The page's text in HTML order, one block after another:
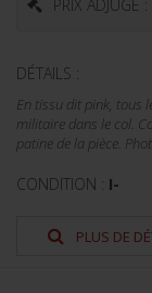
PRIX ADJUGÉ :
DÉTAILS :
En tissu dit pink, tous
militaire dans le col.
patine de la pièce.
CONDITION : I-
PLUS DE